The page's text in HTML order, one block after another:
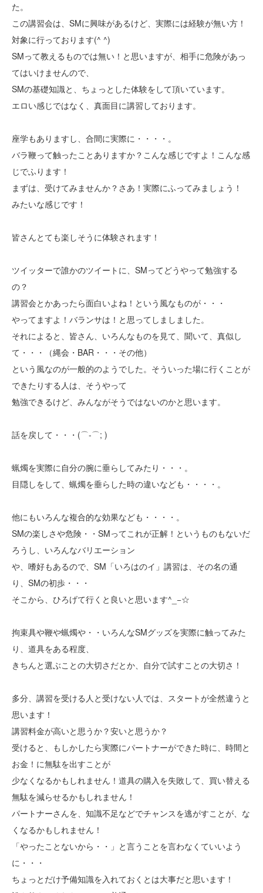
た。
この講習会は、SMに興味があるけど、実際には経験が無い方！
対象に行っております(^ ^)
SMって教えるものでは無い！と思いますが、相手に危険があっ
てはいけませんので、
SMの基礎知識と、ちょっとした体験をして頂いています。
エロい感じではなく、真面目に講習しております。
座学もありますし、合間に実際に・・・・。
バラ鞭って触ったことありますか？こんな感じですよ！こんな感
じでふります！
まずは、受けてみませんか？さあ！実際にふってみましょう！
みたいな感じです！
皆さんとても楽しそうに体験されます！
ツイッターで誰かのツイートに、SMってどうやって勉強する
の？
講習会とかあったら面白いよね！という風なものが・・・
やってますよ！バランサは！と思ってしましました。
それによると、皆さん、いろんなものを見て、聞いて、真似し
て・・・（縄会・BAR・・・その他）
という風なのが一般的のようでした。そういった場に行くことが
できたりする人は、そうやって
勉強できるけど、みんながそうではないのかと思います。
話を戻して・・・(⌒-⌒; )
蝋燭を実際に自分の腕に垂らしてみたり・・・。
目隠しをして、蝋燭を垂らした時の違いなども・・・・。
他にもいろんな複合的な効果なども・・・・。
SMの楽しさや危険・・SMってこれが正解！というものもないだ
ろうし、いろんなバリエーション
や、嗜好もあるので、SM「いろはのイ」講習は、その名の通
り、SMの初歩・・・
そこから、ひろげて行くと良いと思います^_−☆
拘束具や鞭や蝋燭や・・いろんなSMグッズを実際に触ってみた
り、道具をある程度、
きちんと選ぶことの大切さだとか、自分で試すことの大切さ！
多分、講習を受ける人と受けない人では、スタートが全然違うと
思います！
講習料金が高いと思うか？安いと思うか？
受けると、もしかしたら実際にパートナーができた時に、時間と
お金！に無駄を出すことが
少なくなるかもしれません！道具の購入を失敗して、買い替える
無駄を減らせるかもしれません！
パートナーさんを、知識不足などでチャンスを逃がすことが、な
くなるかもしれません！
「やったことないから・・」と言うことを言わなくていいよう
に・・・
ちょっとだけ予備知識を入れておくとは大事だと思います！